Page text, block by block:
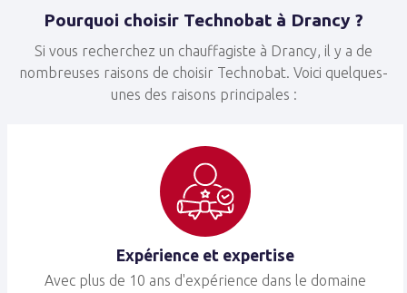
Pourquoi choisir Technobat à Drancy ?
Si vous recherchez un chauffagiste à Drancy, il y a de
nombreuses raisons de choisir Technobat. Voici quelques-
unes des raisons principales :
Expérience et expertise
Avec plus de 10 ans d'expérience dans le domaine